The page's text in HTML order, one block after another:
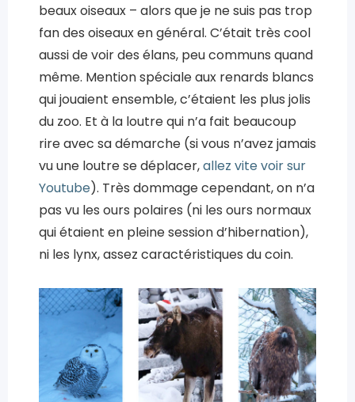
beaux oiseaux – alors que je ne suis pas trop
fan des oiseaux en général. C’était très cool
aussi de voir des élans, peu communs quand
même. Mention spéciale aux renards blancs
qui jouaient ensemble, c’étaient les plus jolis
du zoo. Et à la loutre qui n’a fait beaucoup
rire avec sa démarche (si vous n’avez jamais
vu une loutre se déplacer,allez vite voir sur
Youtube). Très dommage cependant, on n’a
pas vu les ours polaires (ni les ours normaux
qui étaient en pleine session d’hibernation),
ni les lynx, assez caractéristiques du coin.